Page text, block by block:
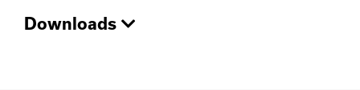
Downloads